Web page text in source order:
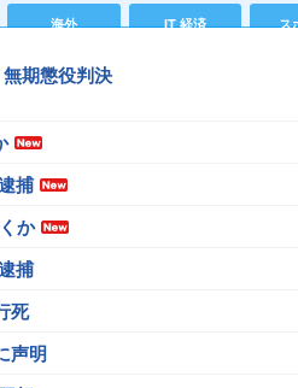
海外 IT 経済 ス
期懲役判決
捕
か
捕
死
声明